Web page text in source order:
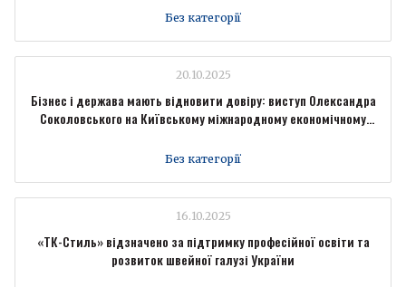
Без категорії
20.10.2025
Бізнес і держава мають відновити довіру: виступ Олександра
Соколовського на Київському міжнародному економічному
Без категорії
16.10.2025
«ТК-Стиль» відзначено за підтримку професійної освіти та
розвиток швейної галузі України